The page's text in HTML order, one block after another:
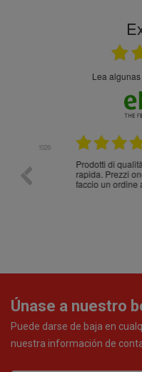
Lea
Prodotti di qualità.
rapida. Prezzi onesti.
faccio un ordine al
Únase a nuestro
Puede darse de baja en
nuestra información de